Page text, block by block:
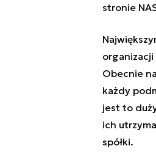
stronie
organizacji
Obecnie
każdy
jest to
ich
spółki.